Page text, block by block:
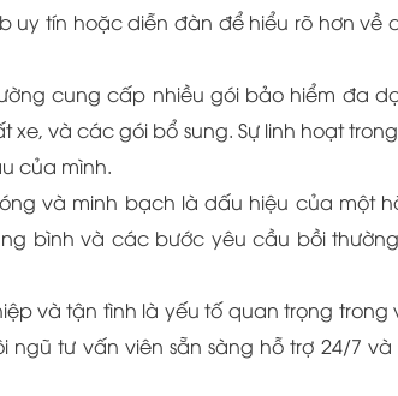
uy tín hoặc diễn đàn để hiểu rõ hơn về
cung cấp nhiều gói bảo hiểm đa
và các gói bổ sung. Sự linh hoạt
của mình.
và minh bạch là dấu hiệu của một
bình và các bước yêu cầu bồi
và tận tình là yếu tố quan trọng trong
tư vấn viên sẵn sàng hỗ trợ 24/7 và